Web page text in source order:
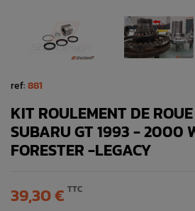
ref:881
KIT ROULEMENT DE
SUBARU GT 1993 - 2000
FORESTER -LEGACY
39,30 € TTC